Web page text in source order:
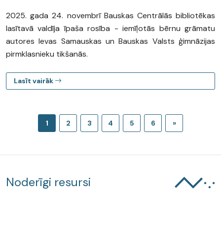
2025. gada 24. novembrī Bauskas Centrālās bibliotēkas
lasītavā valdīja īpaša rosība - iemīļotās bērnu grāmatu
autores Ievas Samauskas un Bauskas Valsts ģimnāzijas
pirmklasnieku tikšanās.
Lasīt vairāk
1 2 3 4 5 6 »
Noderīgi resursi